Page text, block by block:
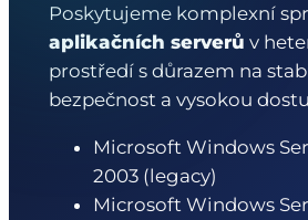
Poskytujeme komplexní
aplikačních serverů v
prostředí s důrazem na
bezpečnost a vysokou
Microsoft Windows
2003 (legacy)
Microsoft Windows